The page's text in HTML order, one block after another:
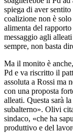
spiega di aver
coalizione non è
alimenta del
messaggio agli
sempre, non basta
Ma il monito è
Pd e va riscritto il
assoluta a Rossi ma
con una proposta
alleati. Questa sarà
subalterno». Olivi
sindaco, «che ha
produttivo e del